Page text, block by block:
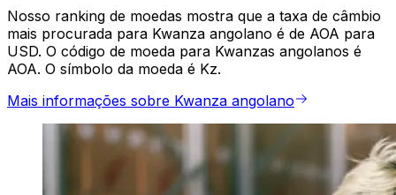
Nosso ranking de moedas mostra que a taxa de câmbio
mais procurada para Kwanza angolano é de AOA para
USD. O código de moeda para Kwanzas angolanos é
AOA. O símbolo da moeda é Kz.
Mais informações sobre Kwanza angolano